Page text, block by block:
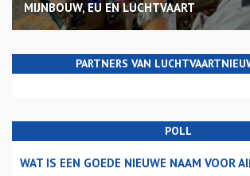
MIJNBOUW, EU EN LUCHTVAART
PARTNERS VAN
POLL
WAT IS EEN GOEDE NIEUWE NAAM VOOR